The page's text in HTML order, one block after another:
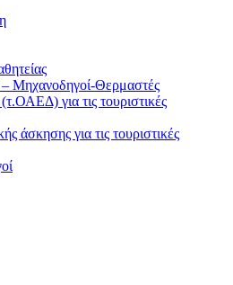
– Μηχανοδηγοί-Θερμαστές
για τις τουριστικές
άσκησης για τις τουριστικές